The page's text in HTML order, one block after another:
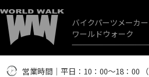
バイクパーツメーカー
ワールドウォーク
営業時間｜平日：10：00～18：00 （